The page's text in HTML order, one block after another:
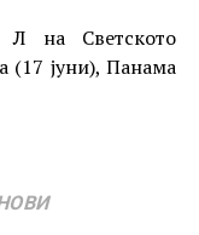
Л на Светското
(17 јуни), Панама